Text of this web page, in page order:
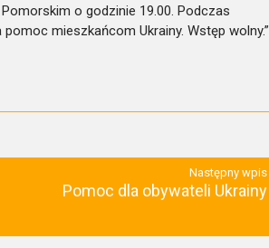
o godzinie 19.00. Podczas
mieszkańcom Ukrainy. Wstęp wolny.”
Następny wpis
Pomoc dla obywateli Ukrainy